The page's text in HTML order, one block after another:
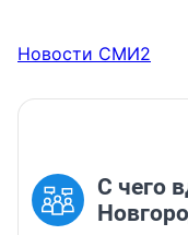
Новости СМИ2
С чего